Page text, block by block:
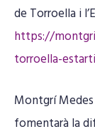
de Torroella i
https://
torroella-
Montgrí
fomentarà la